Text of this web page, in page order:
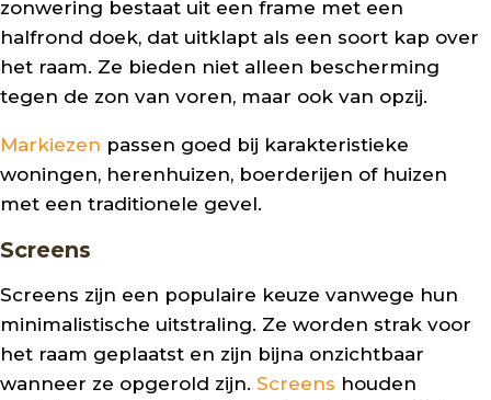
zonwering bestaat uit een frame met een
halfrond doek, dat uitklapt als een soort kap over
het raam. Ze bieden niet alleen bescherming
tegen de zon van voren, maar ook van opzij.
Markiezen passen goed bij karakteristieke
woningen, herenhuizen, boerderijen of huizen
met een traditionele gevel.
Screens
Screens zijn een populaire keuze vanwege hun
minimalistische uitstraling. Ze worden strak voor
het raam geplaatst en zijn bijna onzichtbaar
wanneer ze opgerold zijn. Screens houden